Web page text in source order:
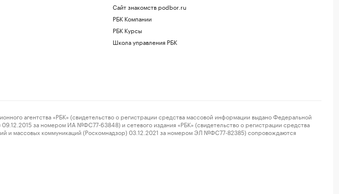
Сайт знакомств podbor.ru
РБК Компании
РБК Курсы
Школа управления РБК
«РБК» (свидетельство о регистрации средства массовой информации выдано Федеральной
за номером ИА №ФС77-63848) и сетевого издания «РБК» (свидетельство о регистрации средства
и массовых коммуникаций (Роскомнадзор) 03.12.2021 за номером ЭЛ №ФС77-82385) сопровождаются